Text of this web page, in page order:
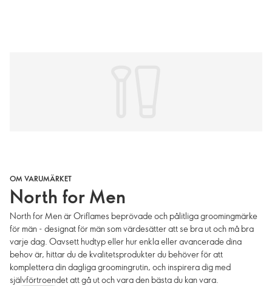
OM VARUMÄRKET
North for Men
North for Men är Oriflames beprövade och pålitliga groomingmärke
för män - designat för män som värdesätter att se bra ut och må bra
varje dag. Oavsett hudtyp eller hur enkla eller avancerade dina
behov är, hittar du de kvalitetsprodukter du behöver för att
komplettera din dagliga groomingrutin, och inspirera dig med
självförtroendet att gå ut och vara den bästa du kan vara.